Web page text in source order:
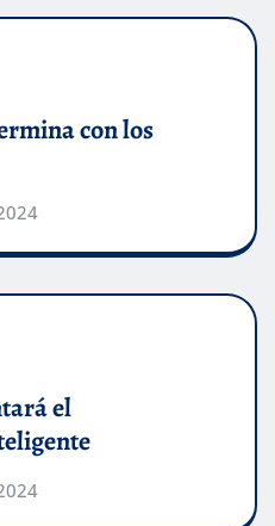
con los
el